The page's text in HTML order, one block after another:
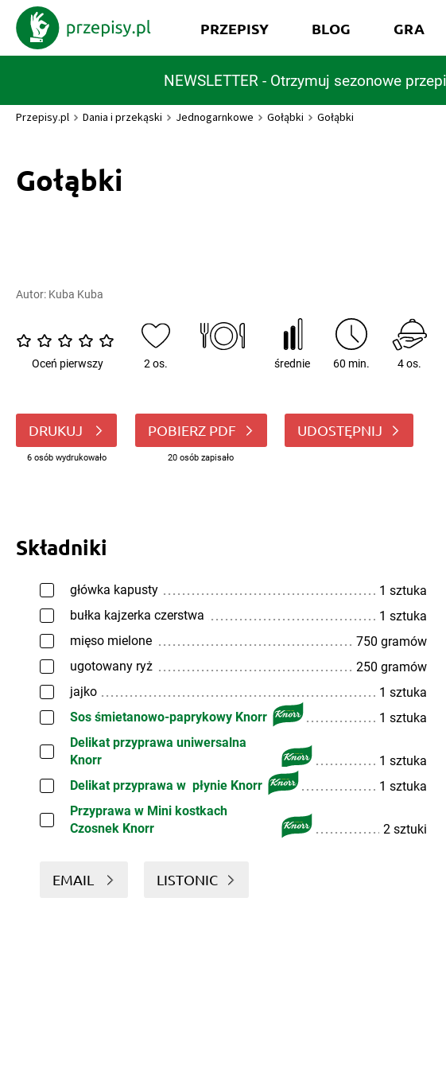
NEWSLETTER - Otrzymuj sezonowe
PRZEPISY BLOG GRA
Przepisy.pl Dania i przekąski Jednogarnkowe Gołąbki Gołąbki
Gołąbki
Autor: Kuba Kuba
Oceń pierwszy 2 os. średnie 60 min. 4 os.
DRUKUJ
6 osób wydrukowało
POBIERZ PDF
20 osób zapisało
UDOSTĘPNIJ
Składniki
główka kapusty
1 sztuka
bułka kajzerka czerstwa
1 sztuka
mięso mielone
750 gramów
ugotowany ryż
250 gramów
jajko
1 sztuka
Sos śmietanowo-paprykowy Knorr
1 sztuka
Delikat przyprawa uniwersalna
Knorr
1 sztuka
Delikat przyprawa w płynie Knorr
1 sztuka
Przyprawa w Mini kostkach
Czosnek Knorr
2 sztuki
EMAIL LISTONIC